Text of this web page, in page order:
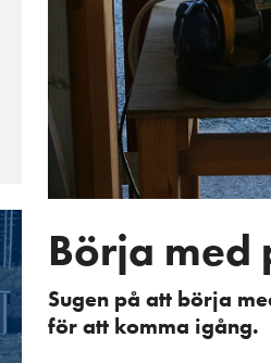
Börja med
Sugen på att börja
för att komma igång.